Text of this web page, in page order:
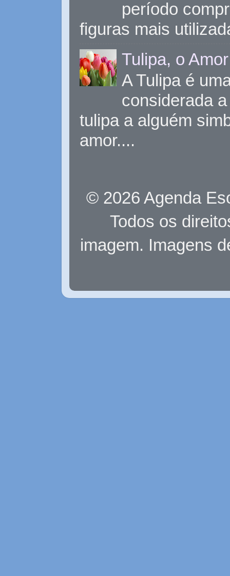
período
figuras mais
Tulipa, o
A Tulipa é
considerada
tulipa a alguém
amor....
© 2026 Agenda
Todos os
imagem. Imagens